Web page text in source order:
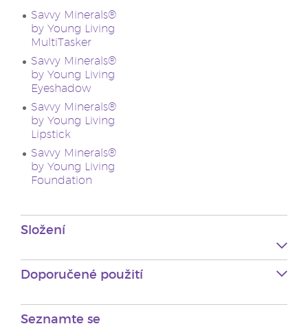
Savvy Minerals®
by Young Living
MultiTasker
Savvy Minerals®
by Young Living
Eyeshadow
Savvy Minerals®
by Young Living
Lipstick
Savvy Minerals®
by Young Living
Foundation
Složení
Doporučené použití
Seznamte se